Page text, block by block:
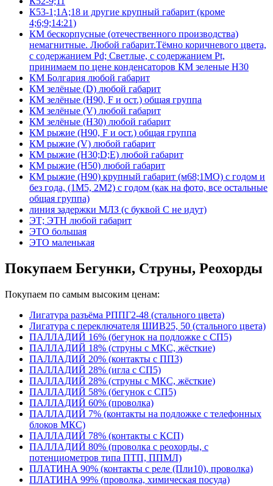
К53-1;1А;18 и другие крупный габарит (кроме
4;6;9;14:21)
КМ бескорпусные (отечественного производства)
немагнитные. Любой габарит.Тёмно коричневого цвета,
с содержанием Pd; Светлые, с содержанием Pt,
принимаем по цене конденсаторов КМ зеленые Н30
КМ Болгария любой габарит
КМ зелёные (D) любой габарит
КМ зелёные (H90, F и ост.) общая группа
КМ зелёные (V) любой габарит
КМ зелёные (Н30) любой габарит
КМ рыжие (H90, F и ост.) общая группа
КМ рыжие (V) любой габарит
КМ рыжие (Н30;D;E) любой габарит
КМ рыжие (Н50) любой габарит
КМ рыжие (Н90) крупный габарит (м68;1МО) с годом и
без года, (1М5, 2М2) с годом (как на фото, все остальные
общая группа)
линия задержки МЛЗ (с буквой С не идут)
ЭТ; ЭТН любой габарит
ЭТО большая
ЭТО маленькая
Покупаем Бегунки, Струны, Реохорды
Покупаем по самым высоким ценам:
Лигатура разъёма РППГ2-48 (стального цвета)
Лигатура с переключателя ШИВ25, 50 (стального цвета)
ПАЛЛАДИЙ 16% (бегунок на подложке с СП5)
ПАЛЛАДИЙ 18% (струны с МКС, жёсткие)
ПАЛЛАДИЙ 20% (контакты с ПП3)
ПАЛЛАДИЙ 28% (игла с СП5)
ПАЛЛАДИЙ 28% (струны с МКС, жёсткие)
ПАЛЛАДИЙ 58% (бегунок с СП5)
ПАЛЛАДИЙ 60% (проволка)
ПАЛЛАДИЙ 7% (контакты на подложке с телефонных
блоков МКС)
ПАЛЛАДИЙ 78% (контакты с КСП)
ПАЛЛАДИЙ 80% (проволка с реохорды, с
потенциометров типа ПТП, ППМЛ)
ПЛАТИНА 90% (контакты с реле (Пли10), проволка)
ПЛАТИНА 99% (проволка, химическая посуда)